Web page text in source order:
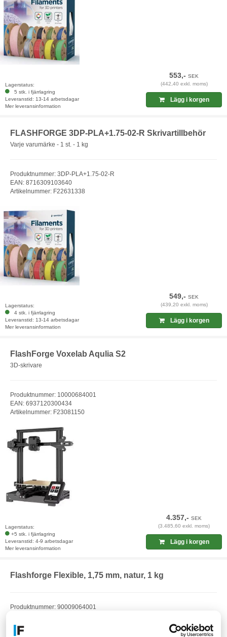
Lagerstatus:
5 stk. i fjärrlagring
Leveranstid: 13-14 arbetsdagar
Mer leveransinformation
553,-SEK
(442,40 exkl. moms)
Lägg i korgen
FLASHFORGE 3DP-PLA+1.75-02-R Skrivartillbehör
Varje varumärke - 1 st. - 1 kg
Produktnummer: 3DP-PLA+1.75-02-R
EAN: 8716309103640
Artikelnummer: F22631338
Lagerstatus:
4 stk. i fjärrlagring
Leveranstid: 13-14 arbetsdagar
Mer leveransinformation
549,-SEK
(439,20 exkl. moms)
Lägg i korgen
FlashForge Voxelab Aqulia S2
3D-skrivare
Produktnummer: 10000684001
EAN: 6937120300434
Artikelnummer: F23081150
Lagerstatus:
+5 stk. i fjärrlagring
Leveranstid: 4-9 arbetsdagar
Mer leveransinformation
4.357,-SEK
(3.485,60 exkl. moms)
Lägg i korgen
Flashforge Flexible, 1,75 mm, natur, 1 kg
Produktnummer: 90009064001
Artikelnummer: F23083028